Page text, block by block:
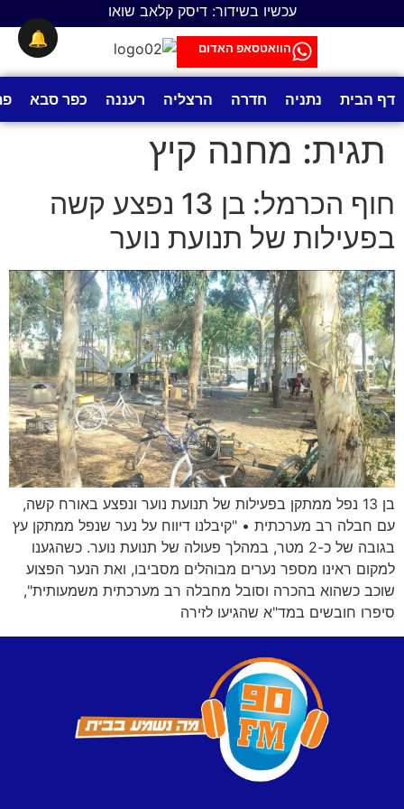
עכשיו בשידור: דיסק קלאב שואו
הוואטסאפ האדום
דף הבית נתניה חדרה הרצליה רעננה כפר סבא
תגית: מחנה קיץ
חוף הכרמל: בן 13 נפצע קשה
בפעילות של תנועת נוער
בן 13 נפל ממתקן בפעילות של תנועת נוער ונפצע באורח קשה,
עם חבלה רב מערכתית • "קיבלנו דיווח על נער שנפל ממתקן עץ
בגובה של כ-2 מטר, במהלך פעולה של תנועת נוער. כשהגענו
למקום ראינו מספר נערים מבוהלים מסביבו, ואת הנער הפצוע
שוכב כשהוא בהכרה וסובל מחבלה רב מערכתית משמעותית",
סיפרו חובשים במד"א שהגיעו לזירה
🔔